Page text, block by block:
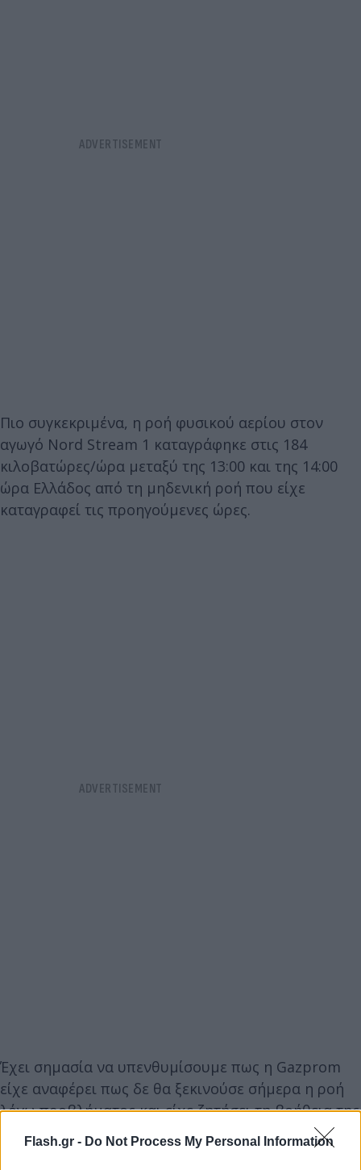
Flash.gr - Do Not Process My Personal Information
Πιο συγκεκριμένα, η ροή φυσικού αερίου στον
αγωγό Nord Stream 1 καταγράφηκε στις 184
κιλοβατώρες/ώρα μεταξύ της 13:00 και της 14:00
ώρα Ελλάδος από τη μηδενική ροή που είχε
καταγραφεί τις προηγούμενες ώρες.
Έχει σημασία να υπενθυμίσουμε πως η Gazprom
είχε αναφέρει πως δε θα ξεκινούσε σήμερα η ροή
λόγω προβλήματος και είχε ζητήσει τη βοήθεια της
Siemens.